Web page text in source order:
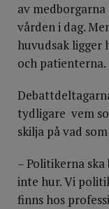
av
vården i dag.
huvudsak ligger
och patienterna.
tydligare vem
skilja på vad
– Politikerna ska
inte hur. Vi
finns hos